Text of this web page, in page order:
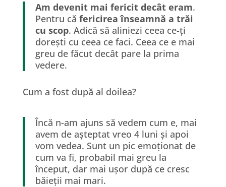
Am devenit mai fericit decât eram.
Pentru că fericirea înseamnă a trăi
cu scop. Adică să aliniezi ceea ce-ți
dorești cu ceea ce faci. Ceea ce e mai
greu de făcut decât pare la prima
vedere.
Cum a fost după al doilea?
Încă n-am ajuns să vedem cum e, mai
avem de așteptat vreo 4 luni și apoi
vom vedea. Sunt un pic emoționat de
cum va fi, probabil mai greu la
început, dar mai ușor după ce cresc
băieții mai mari.